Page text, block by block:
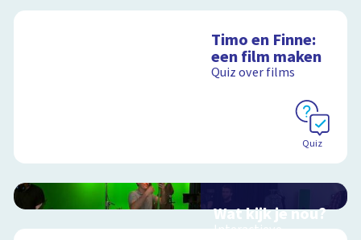
Timo en Finne:
een film maken
Quiz over films
Quiz
Wat kijk je nou?
Interactieve